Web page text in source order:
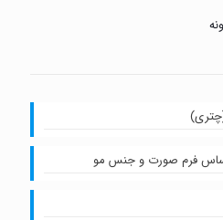
اساس فرم صورت و جنس مو